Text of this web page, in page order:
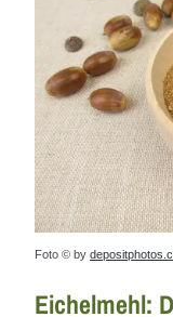
Foto © by
Eichelmehl: